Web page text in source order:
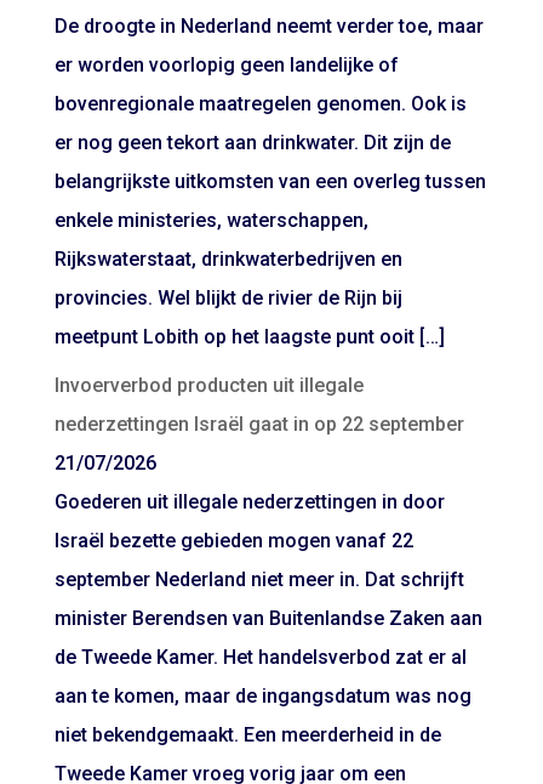
De droogte in Nederland neemt verder toe, maar
er worden voorlopig geen landelijke of
bovenregionale maatregelen genomen. Ook is
er nog geen tekort aan drinkwater. Dit zijn de
belangrijkste uitkomsten van een overleg tussen
enkele ministeries, waterschappen,
Rijkswaterstaat, drinkwaterbedrijven en
provincies. Wel blijkt de rivier de Rijn bij
meetpunt Lobith op het laagste punt ooit […]
Invoerverbod producten uit illegale
nederzettingen Israël gaat in op 22 september
21/07/2026
Goederen uit illegale nederzettingen in door
Israël bezette gebieden mogen vanaf 22
september Nederland niet meer in. Dat schrijft
minister Berendsen van Buitenlandse Zaken aan
de Tweede Kamer. Het handelsverbod zat er al
aan te komen, maar de ingangsdatum was nog
niet bekendgemaakt. Een meerderheid in de
Tweede Kamer vroeg vorig jaar om een